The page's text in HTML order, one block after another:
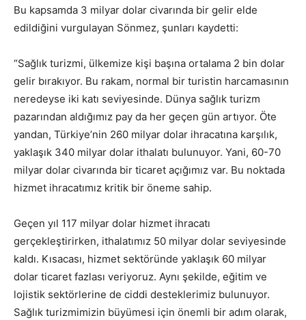
Bu kapsamda 3 milyar dolar civarında bir gelir elde
edildiğini vurgulayan Sönmez, şunları kaydetti:
“Sağlık turizmi, ülkemize kişi başına ortalama 2 bin dolar
gelir bırakıyor. Bu rakam, normal bir turistin harcamasının
neredeyse iki katı seviyesinde. Dünya sağlık turizm
pazarından aldığımız pay da her geçen gün artıyor. Öte
yandan, Türkiye’nin 260 milyar dolar ihracatına karşılık,
yaklaşık 340 milyar dolar ithalatı bulunuyor. Yani, 60-70
milyar dolar civarında bir ticaret açığımız var. Bu noktada
hizmet ihracatımız kritik bir öneme sahip.
Geçen yıl 117 milyar dolar hizmet ihracatı
gerçekleştirirken, ithalatımız 50 milyar dolar seviyesinde
kaldı. Kısacası, hizmet sektöründe yaklaşık 60 milyar
dolar ticaret fazlası veriyoruz. Aynı şekilde, eğitim ve
lojistik sektörlerine de ciddi desteklerimiz bulunuyor.
Sağlık turizmimizin büyümesi için önemli bir adım olarak,